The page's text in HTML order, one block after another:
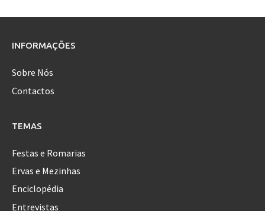
INFORMAÇÕES
Sobre Nós
Contactos
TEMAS
Festas e Romarias
Ervas e Mezinhas
Enciclopédia
Entrevistas